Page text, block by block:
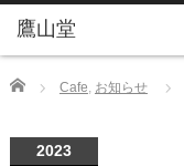
Home Cafe, お知らせ
2023